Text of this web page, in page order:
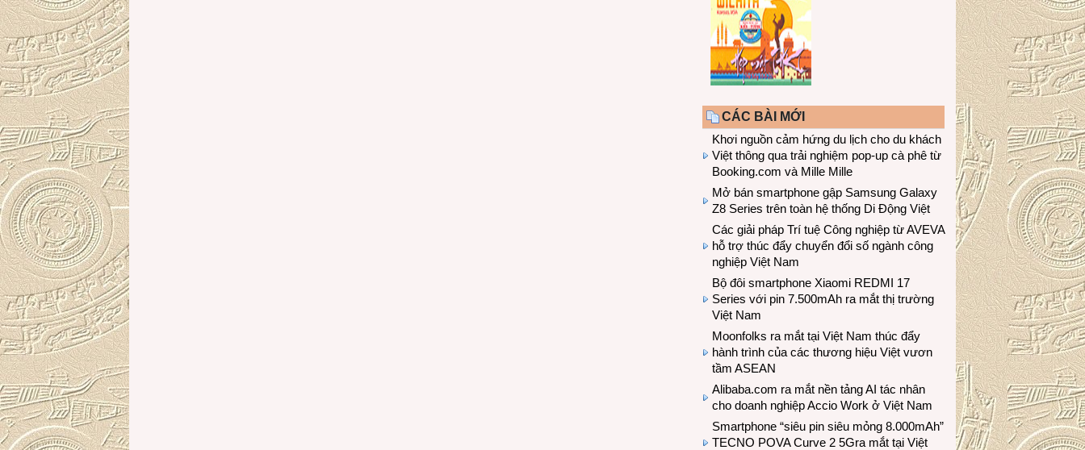
CÁC BÀI MỚI
Khơi nguồn cảm hứng du lịch cho du khách
Việt thông qua trải nghiệm pop-up cà phê từ
Booking.com và Mille Mille
Mở bán smartphone gập Samsung Galaxy
Z8 Series trên toàn hệ thống Di Động Việt
Các giải pháp Trí tuệ Công nghiệp từ AVEVA
hỗ trợ thúc đẩy chuyển đổi số ngành công
nghiệp Việt Nam
Bộ đôi smartphone Xiaomi REDMI 17
Series với pin 7.500mAh ra mắt thị trường
Việt Nam
Moonfolks ra mắt tại Việt Nam thúc đẩy
hành trình của các thương hiệu Việt vươn
tầm ASEAN
Alibaba.com ra mắt nền tảng AI tác nhân
cho doanh nghiệp Accio Work ở Việt Nam
Smartphone “siêu pin siêu mỏng 8.000mAh”
TECNO POVA Curve 2 5Gra mắt tại Việt